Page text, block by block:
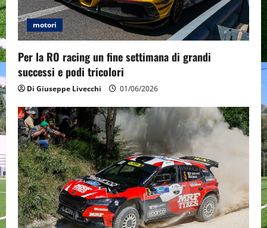
motori
Per la RO racing un fine settimana di grandi
successi e podi tricolori
Di Giuseppe Livecchi 01/06/2026